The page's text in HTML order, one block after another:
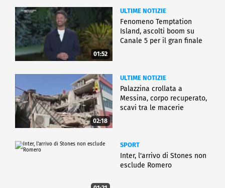
01:52
ULTIME NOTIZIE
Fenomeno Temptation
Island, ascolti boom su
Canale 5 per il gran finale
02:18
ULTIME NOTIZIE
Palazzina crollata a
Messina, corpo recuperato,
scavi tra le macerie
SPORT
Inter, l'arrivo di Stones non
esclude Romero